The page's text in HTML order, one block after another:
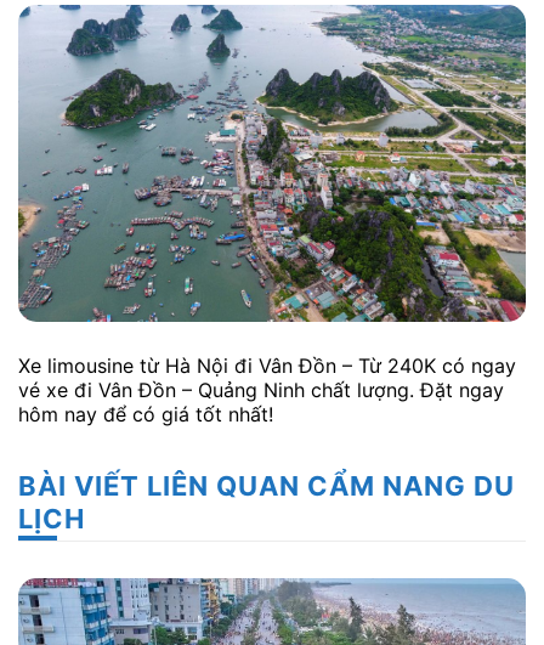
Xe limousine từ Hà Nội đi Vân Đồn – Từ 240K có ngay
vé xe đi Vân Đồn – Quảng Ninh chất lượng. Đặt ngay
hôm nay để có giá tốt nhất!
BÀI VIẾT LIÊN QUAN CẨM NANG DU
LỊCH